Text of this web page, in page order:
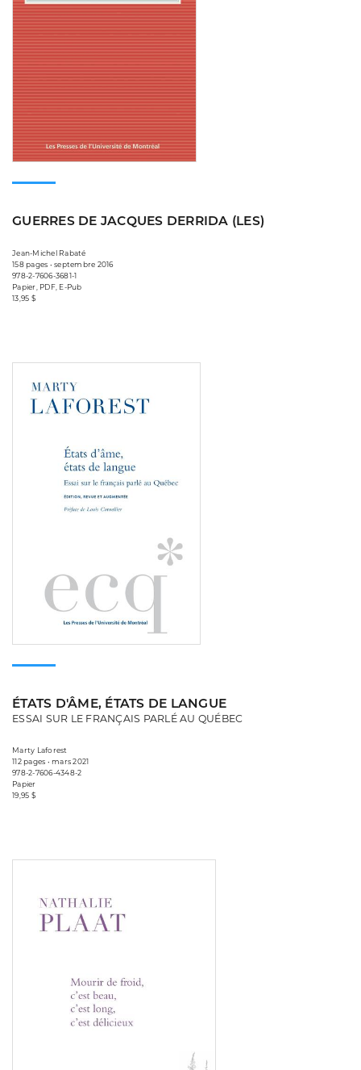
GUERRES DE JACQUES DERRIDA (LES)
Jean-Michel Rabaté
158 pages • septembre 2016
978-2-7606-3681-1
Papier, PDF, E-Pub
13,95 $
ÉTATS D'ÂME, ÉTATS DE LANGUE
ESSAI SUR LE FRANÇAIS PARLÉ AU QUÉBEC
Marty Laforest
112 pages • mars 2021
978-2-7606-4348-2
Papier
19,95 $